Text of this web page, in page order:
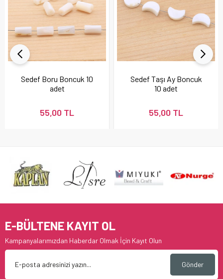
Sedef Boru Boncuk 10
adet
55,00 TL
Sedef Taşı Ay Boncuk
10 adet
55,00 TL
E-BÜLTENE KAYIT OL
Kampanyalarımızdan Haberdar Olmak İçin Kayıt Olun
Gönder